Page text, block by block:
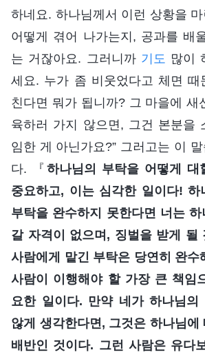
하네요. 하나님께서 이런 상황을
어떻게 겪어 나가는지, 공과를 배
는 거잖아요. 그러니까 기도 많이
세요. 누가 좀 비웃었다고 체면 때
친다면 뭐가 됩니까? 그 마을에 새
육하러 가지 않으면, 그건 본분을
임한 게 아닌가요?” 그러고는 이
다. 『 하나님의 부탁을 어떻게 대
중요하고, 이는 심각한 일이다! 하
부탁을 완수하지 못한다면 너는
갈 자격이 없으며, 징벌을 받게 될
사람에게 맡긴 부탁은 당연히 완수
사람이 이행해야 할 가장 큰 책임
요한 일이다. 만약 네가 하나님의
않게 생각한다면, 그것은 하나님에
배반인 것이다. 그런 사람은 유다